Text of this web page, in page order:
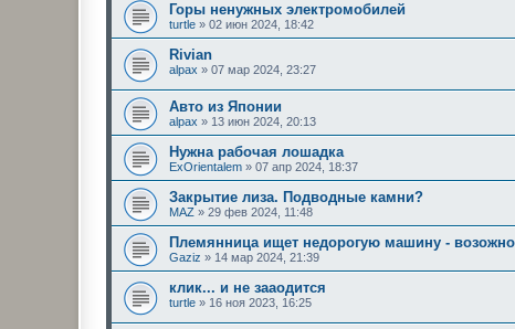
Горы ненужных электромобилей
turtle » 02 июн 2024, 18:42
Rivian
alpax » 07 мар 2024, 23:27
Авто из Японии
alpax » 13 июн 2024, 20:13
Нужна рабочая лошадка
ExOrientalem » 07 апр 2024, 18:37
Закрытие лиза. Подводные камни?
MAZ » 29 фев 2024, 11:48
Племянница ищет недорогую машину - возожно
Gaziz » 14 мар 2024, 21:39
клик... и не зааодится
turtle » 16 ноя 2023, 16:25